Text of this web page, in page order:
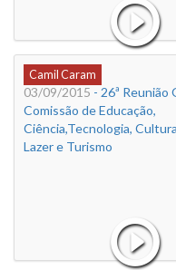
Camil Caram
03/09/2015 - 26ª Reunião
Comissão de Educação,
Ciência,Tecnologia,
Lazer e Turismo